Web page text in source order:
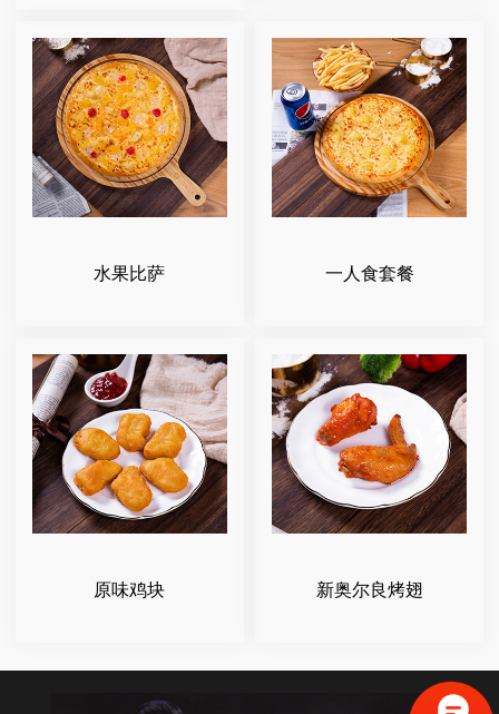
水果比萨 一人食套餐
原味鸡块 新奥尔良烤翅